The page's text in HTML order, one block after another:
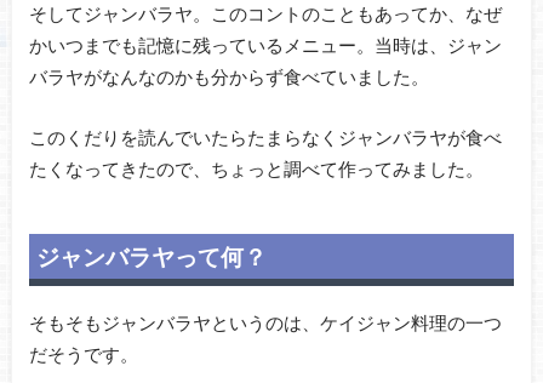
そしてジャンバラヤ。このコントのこともあってか、なぜ
かいつまでも記憶に残っているメニュー。当時は、ジャン
バラヤがなんなのかも分からず食べていました。
このくだりを読んでいたらたまらなくジャンバラヤが食べ
たくなってきたので、ちょっと調べて作ってみました。
ジャンバラヤって何？
そもそもジャンバラヤというのは、ケイジャン料理の一つ
だそうです。